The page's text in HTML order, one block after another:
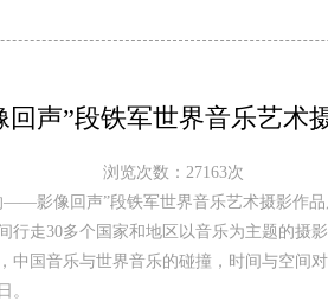
声”段铁军世界音乐艺术
浏览次数：27163次
——影像回声”段铁军世界音乐艺术摄影作
行走30多个国家和地区以音乐为主题的摄
中国音乐与世界音乐的碰撞，时间与空间
。